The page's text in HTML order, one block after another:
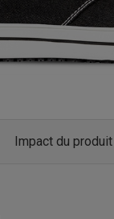
Impact du produit